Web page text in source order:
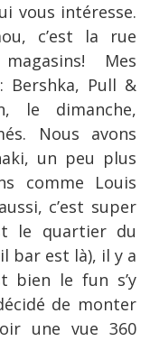
vous intéresse.
c’est la rue
Mes
Bershka, Pull &
le dimanche,
Nous avons
un peu plus
comme Louis
c’est super
le quartier du
bar est là), il y a
bien le fun s’y
de monter
une vue 360